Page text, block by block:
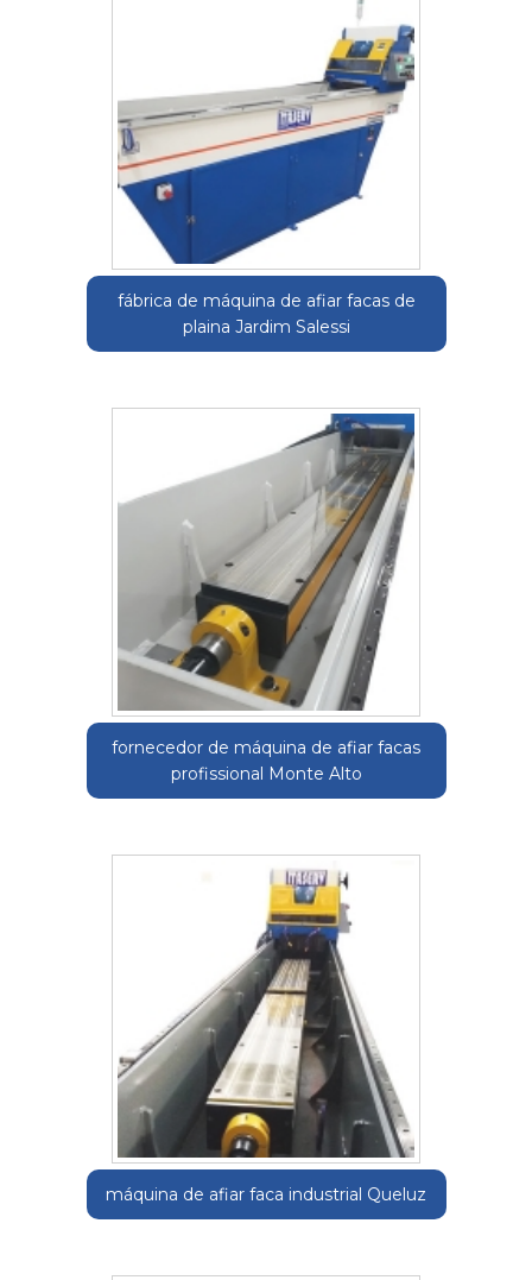
fábrica de máquina de afiar facas de
plaina Jardim Salessi
fornecedor de máquina de afiar facas
profissional Monte Alto
máquina de afiar faca industrial Queluz